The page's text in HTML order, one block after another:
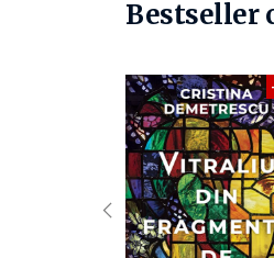
Bestseller
‹